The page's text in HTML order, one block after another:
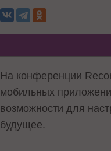
На конференции
мобильных
возможности для
будущее.